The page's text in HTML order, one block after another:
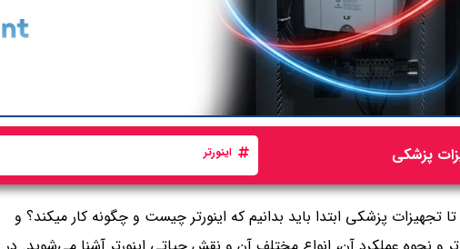
پزشکی اینورتر
تا تجهیزات پزشکی ابتدا باید بدانیم که اینورتر چیست و چگونه کار می­کند؟ و